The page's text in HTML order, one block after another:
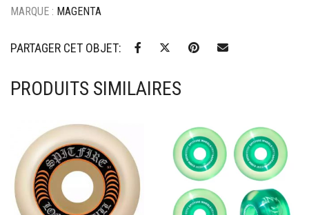
MARQUE : MAGENTA
PARTAGER CET OBJET:
PRODUITS SIMILAIRES
Ajouter à mes favoris Ajouter à mes favoris